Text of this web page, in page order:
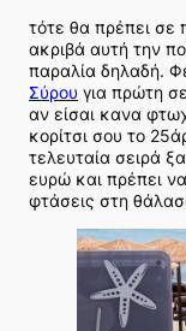
τότε θα πρέπει σε
ακριβά αυτή την
παραλία δηλαδή.
Σύρου για πρώτη
αν είσαι κανα
κορίτσι σου το
τελευταία σειρά
ευρώ και πρέπει
φτάσεις στη